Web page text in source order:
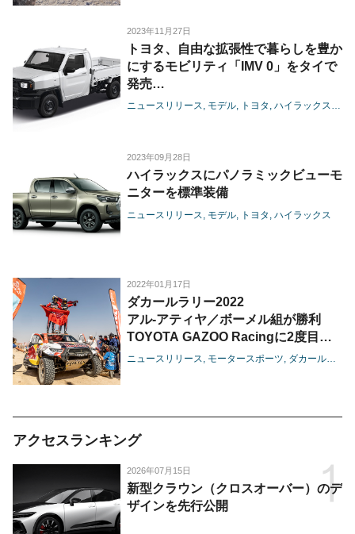
2023年11月27日
トヨタ、自由な拡張性で暮らしを豊か
にするモビリティ「IMV 0」をタイで
発売
-新モデル「Hilux Champ（ハイラッ
ニュースリリース モデル トヨタ ハイラックス
2023年09月28日
ハイラックスにパノラミックビューモ
ニターを標準装備
ニュースリリース モデル トヨタ ハイラックス
2022年01月17日
ダカールラリー2022
アル-アティヤ／ボーメル組が勝利
TOYOTA GAZOO Racingに2度目の
総合優勝をもたらす
ニュースリリース モータースポーツ ダカールラリー
アクセスランキング
2026年07月15日
新型クラウン（クロスオーバー）のデ
ザインを先行公開